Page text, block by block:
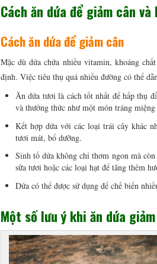
Cách ăn dứa để giảm cân
Cách ăn dứa để giảm cân
Mặc dù dứa chứa nhiều vitamin, khoáng
định. Việc tiêu thụ quá nhiều đường có thể
Ăn dứa tươi là cách tốt nhất để hấp thụ
và thưởng thức như một món tráng
Kết hợp dứa với các loại trái cây khác
tươi mát, bổ dưỡng.
Sinh tố dứa không chỉ thơm ngon mà
sữa tươi hoặc các loại hạt để tăng thêm
Dứa có thể được sử dụng để chế biến
Một số lưu ý khi ăn dứa